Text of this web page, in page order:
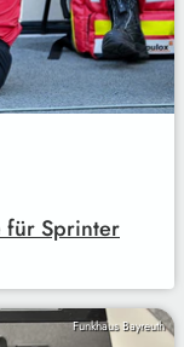
für Sprinter
Funkhaus Bayreuth